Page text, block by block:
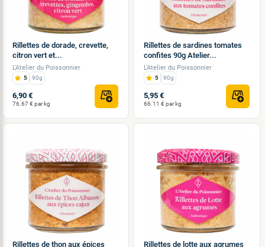
Rillettes de dorade, crevette,
citron vert et...
L'Atelier du Poissonnier
5 90g
6,90 €
76.67 € par kg
Rillettes de sardines tomates
confites 90g Atelier...
L'Atelier du Poissonnier
5 90g
5,95 €
66.11 € par kg
Rillettes de thon aux épices
Rillettes de lotte aux agrumes